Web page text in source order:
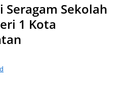
Seragam Sekolah
1 Kota